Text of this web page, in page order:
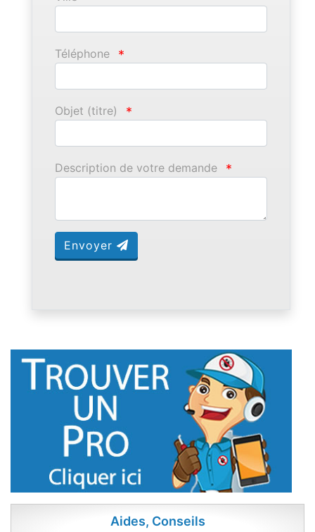
Téléphone *
Objet (titre) *
Description de votre demande *
Envoyer
Aides, Conseils